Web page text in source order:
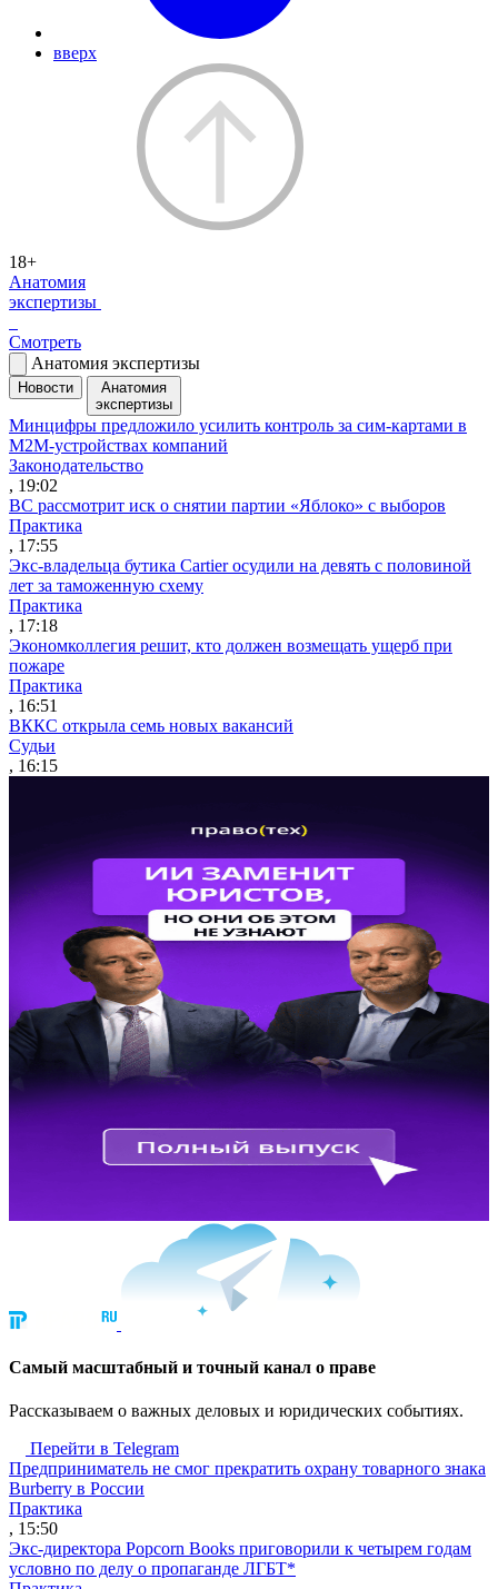
вверх
18+
Анатомия
экспертизы
Смотреть
Анатомия экспертизы
Новости
Анатомия
экспертизы
Минцифры предложило усилить контроль за сим-картами в
M2M-устройствах компаний
Законодательство
, 19:02
ВС рассмотрит иск о снятии партии «Яблоко» с выборов
Практика
, 17:55
Экс-владельца бутика Cartier осудили на девять с половиной
лет за таможенную схему
Практика
, 17:18
Экономколлегия решит, кто должен возмещать ущерб при
пожаре
Практика
, 16:51
ВККС открыла семь новых вакансий
Судьи
, 16:15
Cамый масштабный и точный канал о праве
Рассказываем о важных деловых и юридических событиях.
Перейти в Telegram
Предприниматель не смог прекратить охрану товарного знака
Burberry в России
Практика
, 15:50
Экс-директора Popcorn Books приговорили к четырем годам
условно по делу о пропаганде ЛГБТ*